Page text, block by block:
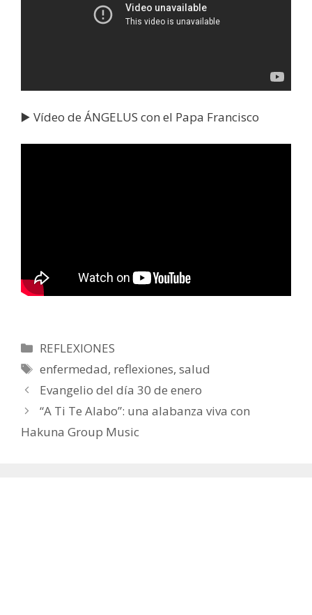
▶️ Vídeo de ÁNGELUS con el Papa Francisco
Categorías
REFLEXIONES
Etiquetas
enfermedad, reflexiones,salud
Evangelio del día 30 de enero
“A Ti Te Alabo”: una alabanza viva con
Hakuna Group Music